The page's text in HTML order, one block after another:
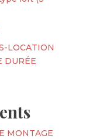
LOCATION
DURÉE
MONTAGE